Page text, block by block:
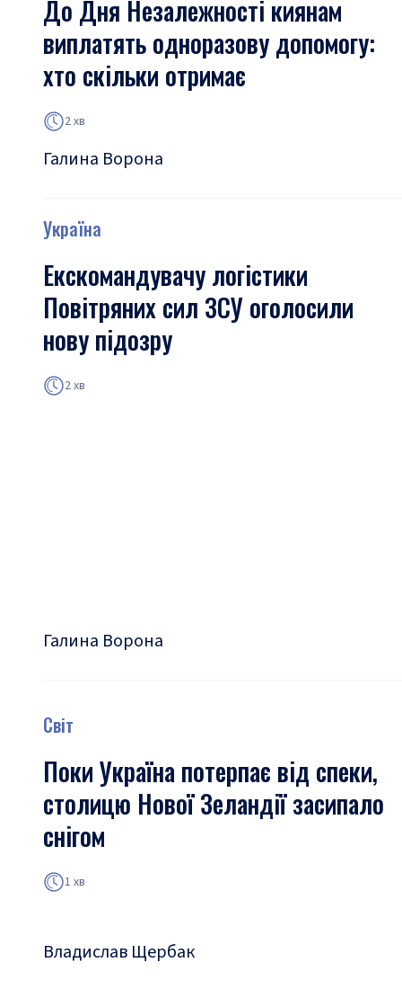
До Дня Незалежності киянам
виплатять одноразову допомогу:
хто скільки отримає
2 хв
Галина Ворона
Україна
Екскомандувачу логістики
Повітряних сил ЗСУ оголосили
нову підозру
2 хв
Галина Ворона
Світ
Поки Україна потерпає від спеки,
столицю Нової Зеландії засипало
снігом
1 хв
Владислав Щербак